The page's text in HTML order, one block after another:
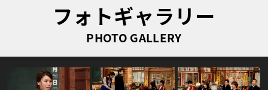
フォトギャラリー
PHOTO GALLERY